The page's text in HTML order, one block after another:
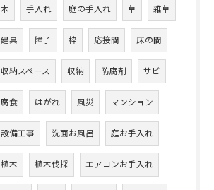
木 手入れ 庭の手入れ 草 雑草
建具 障子 枠 応接間 床の間
収納スペース 収納 防腐剤 サビ
腐食 はがれ 風災 マンション
設備工事 洗面お風呂 庭お手入れ
植木 植木伐採 エアコンお手入れ